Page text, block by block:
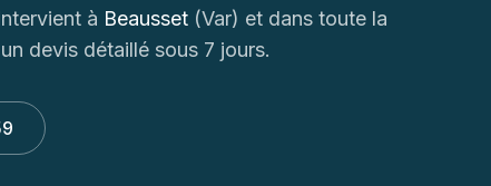
à Beausset (Var) et dans toute la
devis détaillé sous 7 jours.